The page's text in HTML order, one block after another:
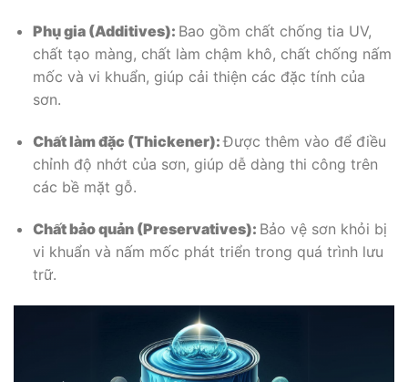
Phụ gia (Additives): Bao gồm chất chống tia UV,
chất tạo màng, chất làm chậm khô, chất chống nấm
mốc và vi khuẩn, giúp cải thiện các đặc tính của
sơn.
Chất làm đặc (Thickener):Được thêm vào để điều
chỉnh độ nhớt của sơn, giúp dễ dàng thi công trên
các bề mặt gỗ.
Chất bảo quản (Preservatives): Bảo vệ sơn khỏi bị
vi khuẩn và nấm mốc phát triển trong quá trình lưu
trữ.